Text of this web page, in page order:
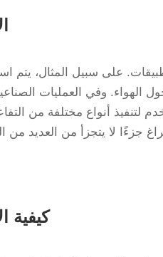
على سبيل المثال، يتم
الهواء. وفي العمليات
لتنفيذ أنواع مختلفة من
جزءًا لا يتجزأ من العديد من
كيفية